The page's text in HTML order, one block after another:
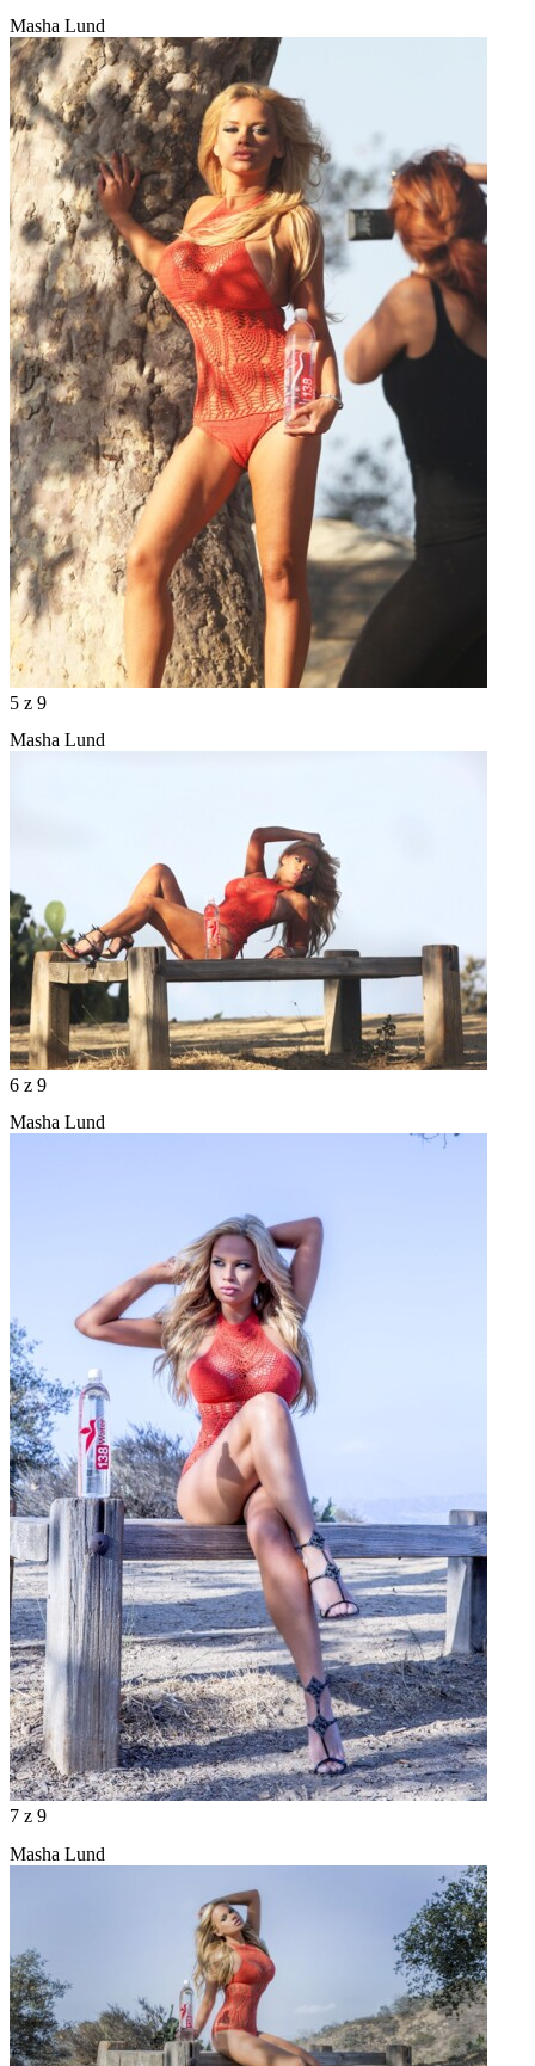
Masha Lund
5 z 9
Masha Lund
6 z 9
Masha Lund
7 z 9
Masha Lund